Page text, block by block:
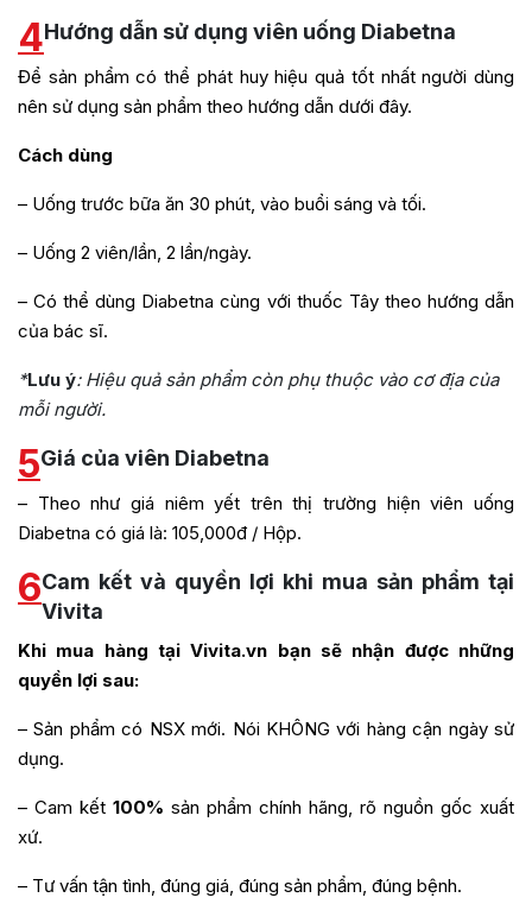
4Hướng dẫn sử dụng viên uống Diabetna
Để sản phẩm có thể phát huy hiệu quả tốt nhất người dùng
nên sử dụng sản phẩm theo hướng dẫn dưới đây.
Cách dùng
– Uống trước bữa ăn 30 phút, vào buổi sáng và tối.
– Uống 2 viên/lần, 2 lần/ngày.
– Có thể dùng Diabetna cùng với thuốc Tây theo hướng dẫn
của bác sĩ.
*Lưu ý: Hiệu quả sản phẩm còn phụ thuộc vào cơ địa của
mỗi người.
5Giá của viên Diabetna
– Theo như giá niêm yết trên thị trường hiện viên uống
Diabetna có giá là: 105,000đ / Hộp.
6Cam kết và quyền lợi khi mua sản phẩm tại
Vivita
Khi mua hàng tạiVivita.vn bạn sẽ nhận được những
quyền lợi sau:
– Sản phẩm có NSX mới. Nói KHÔNG với hàng cận ngày sử
dụng.
– Cam kết 100% sản phẩm chính hãng, rõ nguồn gốc xuất
xứ.
– Tư vấn tận tình, đúng giá, đúng sản phẩm, đúng bệnh.